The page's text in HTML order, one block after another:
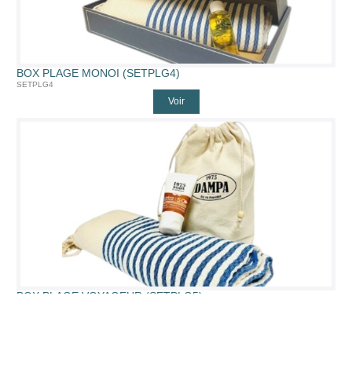
BOX PLAGE MONOI (SETPLG4)
SETPLG4
Voir
BOX PLAGE VOYAGEUR (SETPLG5)